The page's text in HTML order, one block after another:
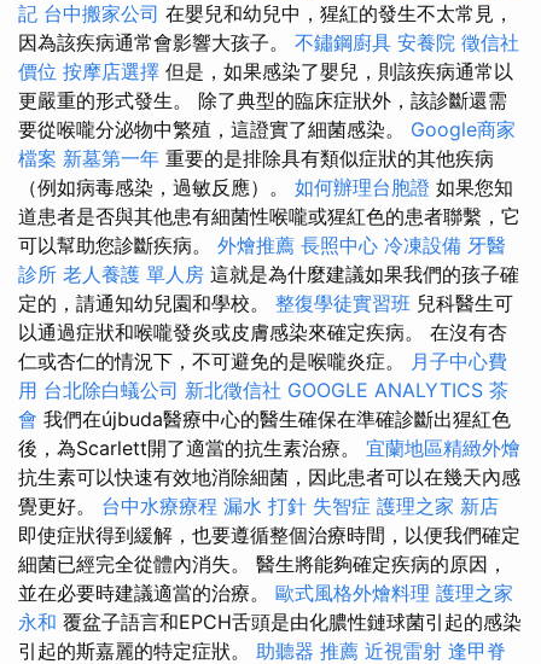
記 台中搬家公司 在嬰兒和幼兒中，猩紅的發生不太常見，
因為該疾病通常會影響大孩子。 不鏽鋼廚具 安養院 徵信社
價位 按摩店選擇 但是，如果感染了嬰兒，則該疾病通常以
更嚴重的形式發生。 除了典型的臨床症狀外，該診斷還需
要從喉嚨分泌物中繁殖，這證實了細菌感染。 Google商家
檔案 新墓第一年 重要的是排除具有類似症狀的其他疾病
（例如病毒感染，過敏反應）。 如何辦理台胞證 如果您知
道患者是否與其他患有細菌性喉嚨或猩紅色的患者聯繫，它
可以幫助您診斷疾病。 外燴推薦 長照中心 冷凍設備 牙醫
診所 老人養護 單人房 這就是為什麼建議如果我們的孩子確
定的，請通知幼兒園和學校。 整復學徒實習班 兒科醫生可
以通過症狀和喉嚨發炎或皮膚感染來確定疾病。 在沒有杏
仁或杏仁的情況下，不可避免的是喉嚨炎症。 月子中心費
用 台北除白蟻公司 新北徵信社 GOOGLE ANALYTICS 茶
會 我們在újbuda醫療中心的醫生確保在準確診斷出猩紅色
後，為Scarlett開了適當的抗生素治療。 宜蘭地區精緻外燴
抗生素可以快速有效地消除細菌，因此患者可以在幾天內感
覺更好。 台中水療療程 漏水 打針 失智症 護理之家 新店
即使症狀得到緩解，也要遵循整個治療時間，以便我們確定
細菌已經完全從體內消失。 醫生將能夠確定疾病的原因，
並在必要時建議適當的治療。 歐式風格外燴料理 護理之家
永和 覆盆子語言和EPCH舌頭是由化膿性鏈球菌引起的感染
引起的斯嘉麗的特定症狀。 助聽器 推薦 近視雷射 逢甲脊